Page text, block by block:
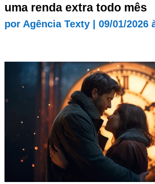
uma renda extra todo mês
por Agência Texty| 09/01/2026